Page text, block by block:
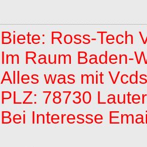
Biete: Ross-Tech
Im Raum Baden-
Alles was mit
PLZ: 78730
Bei Interesse